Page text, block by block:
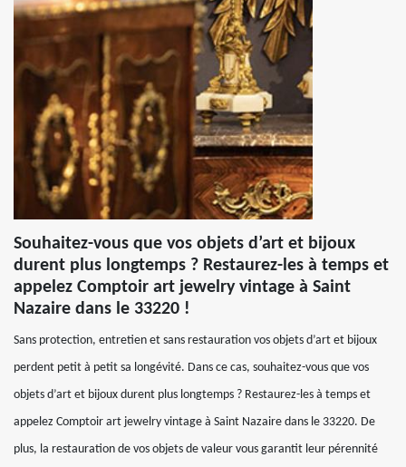
Souhaitez-vous que vos objets d’art et bijoux
durent plus longtemps ? Restaurez-les à temps et
appelez Comptoir art jewelry vintage à Saint
Nazaire dans le 33220 !
Sans protection, entretien et sans restauration vos objets d’art et bijoux
perdent petit à petit sa longévité. Dans ce cas, souhaitez-vous que vos
objets d’art et bijoux durent plus longtemps ? Restaurez-les à temps et
appelez Comptoir art jewelry vintage à Saint Nazaire dans le 33220. De
plus, la restauration de vos objets de valeur vous garantit leur pérennité